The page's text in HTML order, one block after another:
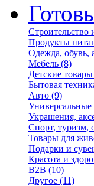
Строительство
Продукты
Одежда, обувь,
Мебель (8)
Детские товары
Бытовая
Авто (9)
Универсальные
Украшения,
Спорт, туризм,
Товары для
Подарки и
Красота и
B2B (10)
Другое (11)